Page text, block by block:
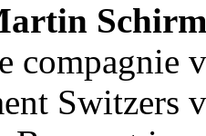
compagnie
Switzers